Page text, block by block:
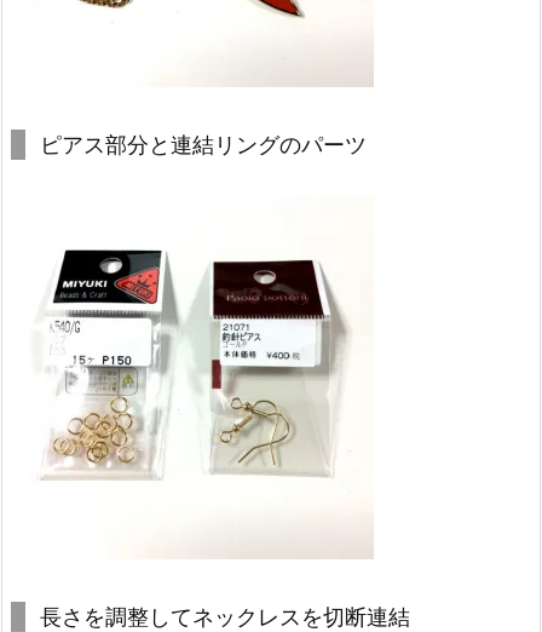
ピアス部分と連結リングのパーツ
長さを調整してネックレスを切断連結